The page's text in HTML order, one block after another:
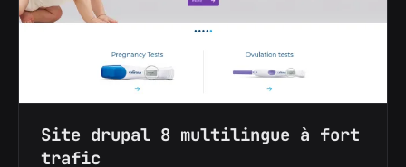
Site drupal 8 multilingue à fort
trafic